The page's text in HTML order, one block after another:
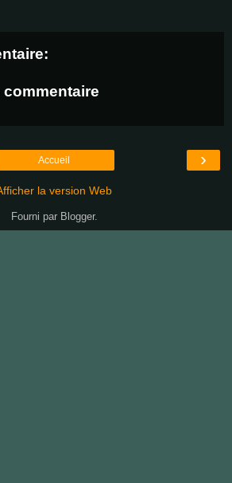
›
Accueil
la version Web
Fourni par Blogger.